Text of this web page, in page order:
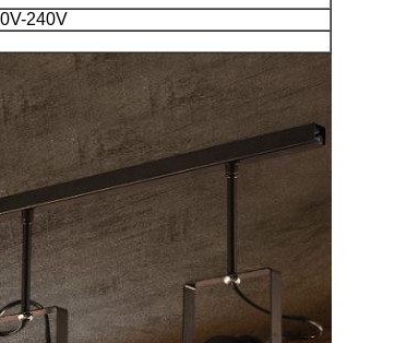
¡Te llamaremos pronto!
PRESENTACIóN
240V